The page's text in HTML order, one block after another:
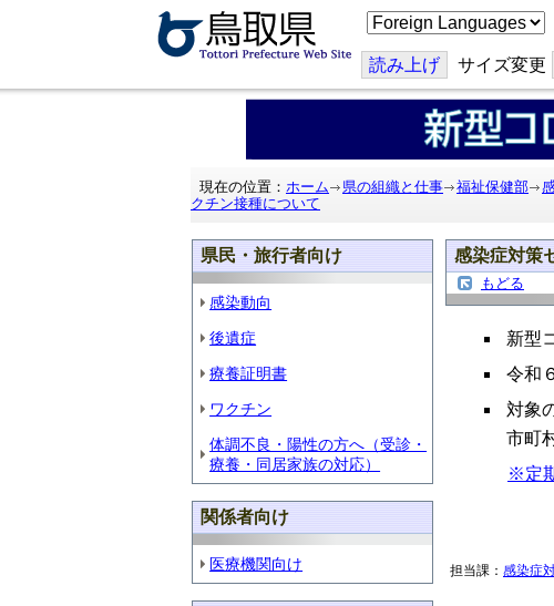
こ
の
ジ
を
る
読み上げ サイズ変更
現在の位置： ホーム 県の組織と仕事 福祉保健部
クチン接種について
県民・旅行者向け
感染動向
後遺症
療養証明書
ワクチン
体調不良・陽性の方へ（受診・
療養・同居家族の対応）
関係者向け
医療機関向け
感染症対策
もどる
新型
令和
対象
市町
※定
担当課： 感染症